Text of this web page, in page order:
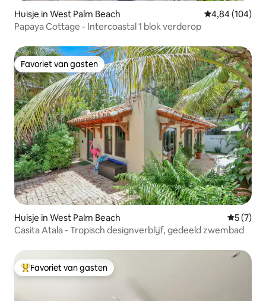
Huisje in West Palm Beach Gemiddelde
4,84 (104)
Papaya Cottage - Intercoastal 1 blok verderop
Favoriet van gasten
Favoriet van gasten
Huisje in West Palm Beach
5 (7)
Casita Atala - Tropisch designverblijf, gedeeld zwembad
Topfavoriet van gasten
Favoriet van gasten